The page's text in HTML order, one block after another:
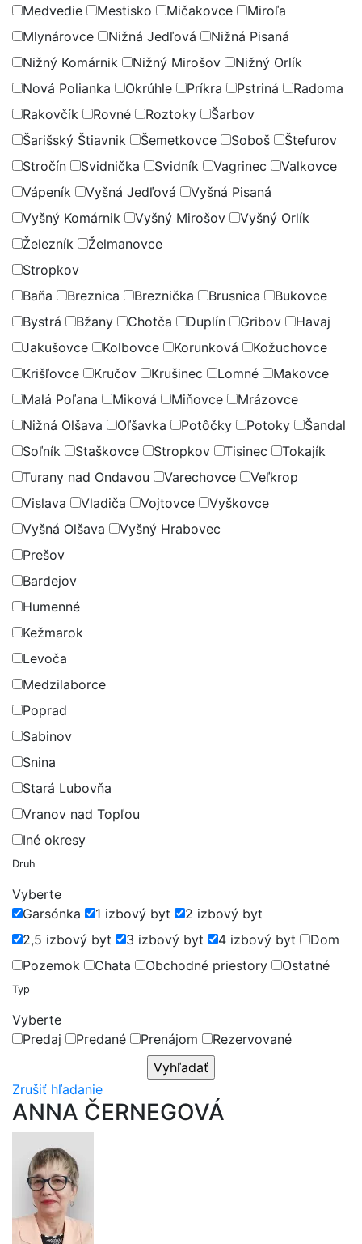
Medvedie
Mestisko Mičakovce
Miroľa
Mlynárovce
Nižná Jedľová
Nižná Pisaná
Nižný Komárnik
Nižný Mirošov
Nižný Orlík
Nová Polianka
Okrúhle Príkra Pstriná
Radoma
Rakovčík
Rovné Roztoky
Šarbov
Šarišský Štiavnik
Šemetkovce Soboš
Štefurov
Stročín
Svidnička Svidník Vagrinec
Valkovce
Vápeník
Vyšná Jedľová
Vyšná Pisaná
Vyšný Komárnik
Vyšný Mirošov
Vyšný Orlík
Železník
Želmanovce
Stropkov
Baňa
Breznica Breznička Brusnica
Bukovce
Bystrá
Bžany Chotča Duplín Gribov
Havaj
Jakušovce
Kolbovce Korunková
Kožuchovce
Krišľovce
Kručov Krušinec Lomné
Makovce
Malá Poľana
Miková Miňovce
Mrázovce
Nižná Olšava
Oľšavka Potôčky Potoky
Šandal
Soľník
Staškovce Stropkov Tisinec
Tokajík
Turany nad Ondavou
Varechovce
Veľkrop
Vislava
Vladiča Vojtovce
Vyškovce
Vyšná Olšava
Vyšný Hrabovec
Prešov
Bardejov
Humenné
Kežmarok
Levoča
Medzilaborce
Poprad
Sabinov
Snina
Stará Lubovňa
Vranov nad Topľou
Iné okresy
Druh
Vyberte
Garsónka
1 izbový byt
2 izbový byt
2,5 izbový byt
3 izbový byt 4 izbový byt
Dom
Pozemok
Chata Obchodné priestory Ostatné
Typ
Vyberte
Predaj
Predané Prenájom Rezervované
Zrušiť hľadanie
ANNA ČERNEGOVÁ